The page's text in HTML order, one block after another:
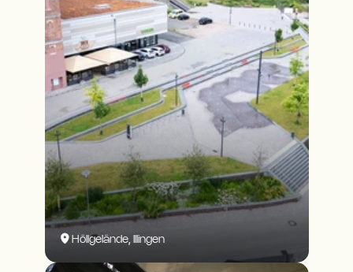
Höllgelände, Illingen